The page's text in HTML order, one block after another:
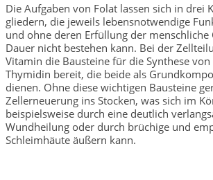
Die Aufgaben von Folat lassen sich in drei
gliedern, die jeweils lebensnotwendige
und ohne deren Erfüllung der menschliche
Dauer nicht bestehen kann. Bei der
Vitamin die Bausteine für die Synthese
Thymidin bereit, die beide als
dienen. Ohne diese wichtigen Bausteine
Zellerneuerung ins Stocken, was sich im
beispielsweise durch eine deutlich
Wundheilung oder durch brüchige und
Schleimhäute äußern kann.